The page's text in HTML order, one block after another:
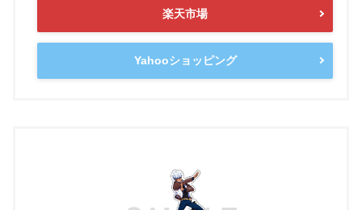
楽天市場
Yahooショッピング